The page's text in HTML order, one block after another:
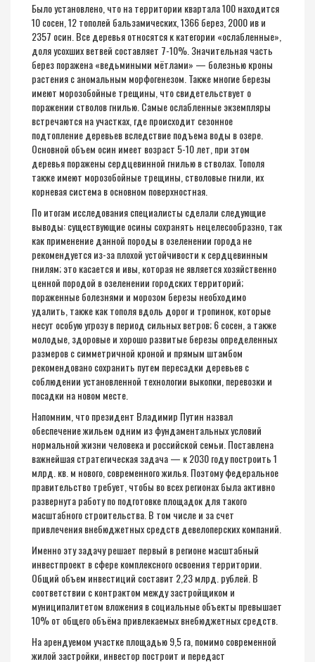
Было установлено, что на территории квартала 100 находится
10 сосен, 12 тополей бальзамических, 1366 берез, 2000 ив и
2357 осин. Все деревья относятся к категории «ослабленные»,
доля усохших ветвей составляет 7-10%. Значительная часть
берез поражена «ведьмиными мётлами» — болезнью кроны
растения с аномальным морфогенезом. Также многие березы
имеют морозобойные трещины, что свидетельствует о
поражении стволов гнилью. Самые ослабленные экземпляры
встречаются на участках, где происходит сезонное
подтопление деревьев вследствие подъема воды в озере.
Основной объем осин имеет возраст 5-10 лет, при этом
деревья поражены сердцевинной гнилью в стволах. Тополя
также имеют морозобойные трещины, стволовые гнили, их
корневая система в основном поверхностная.
По итогам исследования специалисты сделали следующие
выводы: существующие осины сохранять нецелесообразно, так
как применение данной породы в озеленении города не
рекомендуется из-за плохой устойчивости к сердцевинным
гнилям; это касается и ивы, которая не является хозяйственно
ценной породой в озеленении городских территорий;
пораженные болезнями и морозом березы необходимо
удалить, также как тополя вдоль дорог и тропинок, которые
несут особую угрозу в период сильных ветров; 6 сосен, а также
молодые, здоровые и хорошо развитые березы определенных
размеров с симметричной кроной и прямым штамбом
рекомендовано сохранить путем пересадки деревьев с
соблюдении установленной технологии выкопки, перевозки и
посадки на новом месте.
Напомним, что президент Владимир Путин назвал
обеспечение жильем одним из фундаментальных условий
нормальной жизни человека и российской семьи. Поставлена
важнейшая стратегическая задача — к 2030 году построить 1
млрд. кв. м нового, современного жилья. Поэтому федеральное
правительство требует, чтобы во всех регионах была активно
развернута работу по подготовке площадок для такого
масштабного строительства. В том числе и за счет
привлечения внебюджетных средств девелоперских компаний.
Именно эту задачу решает первый в регионе масштабный
инвестпроект в сфере комплексного освоения территории.
Общий объем инвестиций составит 2,23 млрд. рублей. В
соответствии с контрактом между застройщиком и
муниципалитетом вложения в социальные объекты превышает
10% от общего объёма привлекаемых внебюджетных средств.
На арендуемом участке площадью 9,5 га, помимо современной
жилой застройки, инвестор построит и передаст